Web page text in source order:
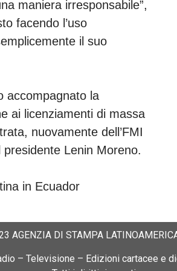
maniera irresponsabile”,
facendo l’uso
il suo
accompagnato la
ai licenziamenti di massa
nuovamente dell’FMI
Lenin Moreno.
in Ecuador
AGENZIA DI STAMPA
– Televisione – Edizioni cartacee e